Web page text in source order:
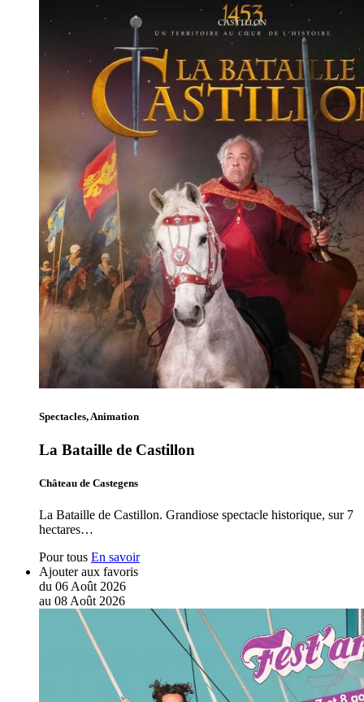
Spectacles, Animation
La Bataille de Castillon
Château de Castegens
La Bataille de Castillon. Grandiose spectacle historique, sur 7
hectares…
Pour tous En savoir
Ajouter aux favoris
du 06 Août 2026
au 08 Août 2026